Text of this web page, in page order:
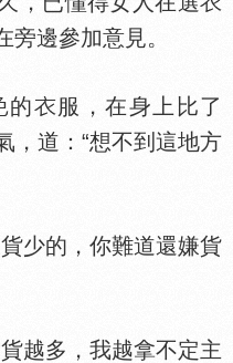
旁邊參加意見。
的
服，在身上比了
，道：“想不到這地方
少的，你難道還嫌貨
越多，我越拿不定主